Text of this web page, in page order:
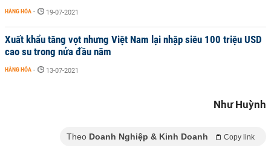
HÀNG HÓA - 19-07-2021
Xuất khẩu tăng vọt nhưng Việt Nam lại nhập siêu 100 triệu USD
cao su trong nửa đầu năm
HÀNG HÓA - 13-07-2021
Như Huỳnh
Theo Doanh Nghiệp & Kinh Doanh Copy link